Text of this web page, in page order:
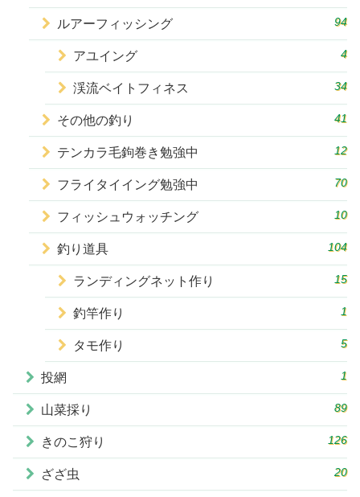
ルアーフィッシング 94
アユイング 4
渓流ベイトフィネス 34
その他の釣り 41
テンカラ毛鉤巻き勉強中 12
フライタイイング勉強中 70
フィッシュウォッチング 10
釣り道具 104
ランディングネット作り 15
釣竿作り 1
タモ作り 5
投網 1
山菜採り 89
きのこ狩り 126
ざざ虫 20